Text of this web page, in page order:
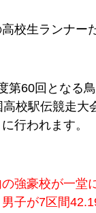
校生ランナー
第60回となる
高校駅伝競走大
行われます。
強豪校が一堂
子が7区間